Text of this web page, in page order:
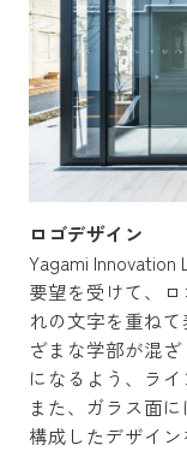
ロゴデザイン
Yagami
要望を受けて、
れの文字を重ね
ざまな学部が混
になるよう、ラ
また、ガラス面
構成したデザイン